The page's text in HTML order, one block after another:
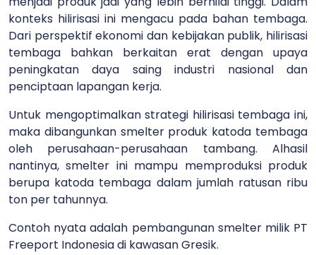
konteks hilirisasi ini mengacu pada bahan tembaga.
Dari perspektif ekonomi dan kebijakan publik, hilirisasi
tembaga bahkan berkaitan erat dengan upaya
peningkatan daya saing industri nasional dan
penciptaan lapangan kerja.
Untuk mengoptimalkan strategi hilirisasi tembaga ini,
maka dibangunkan smelter produk katoda tembaga
oleh perusahaan-perusahaan tambang. Alhasil
nantinya, smelter ini mampu memproduksi produk
berupa katoda tembaga dalam jumlah ratusan ribu
ton per tahunnya.
Contoh nyata adalah pembangunan smelter milik PT
Freeport Indonesia di kawasan Gresik.